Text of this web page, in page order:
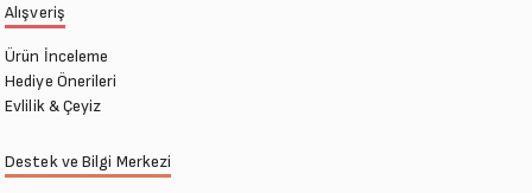
Alışveriş
Ürün İnceleme
Hediye Önerileri
Evlilik & Çeyiz
Destek ve Bilgi Merkezi